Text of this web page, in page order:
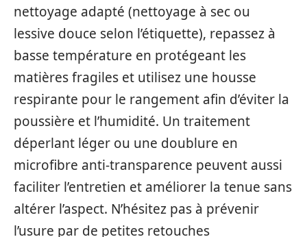
nettoyage adapté (nettoyage à sec ou
lessive douce selon l’étiquette), repassez à
basse température en protégeant les
matières fragiles et utilisez une housse
respirante pour le rangement afin d’éviter la
poussière et l’humidité. Un traitement
déperlant léger ou une doublure en
microfibre anti-transparence peuvent aussi
faciliter l’entretien et améliorer la tenue sans
altérer l’aspect. N’hésitez pas à prévenir
l’usure par de petites retouches